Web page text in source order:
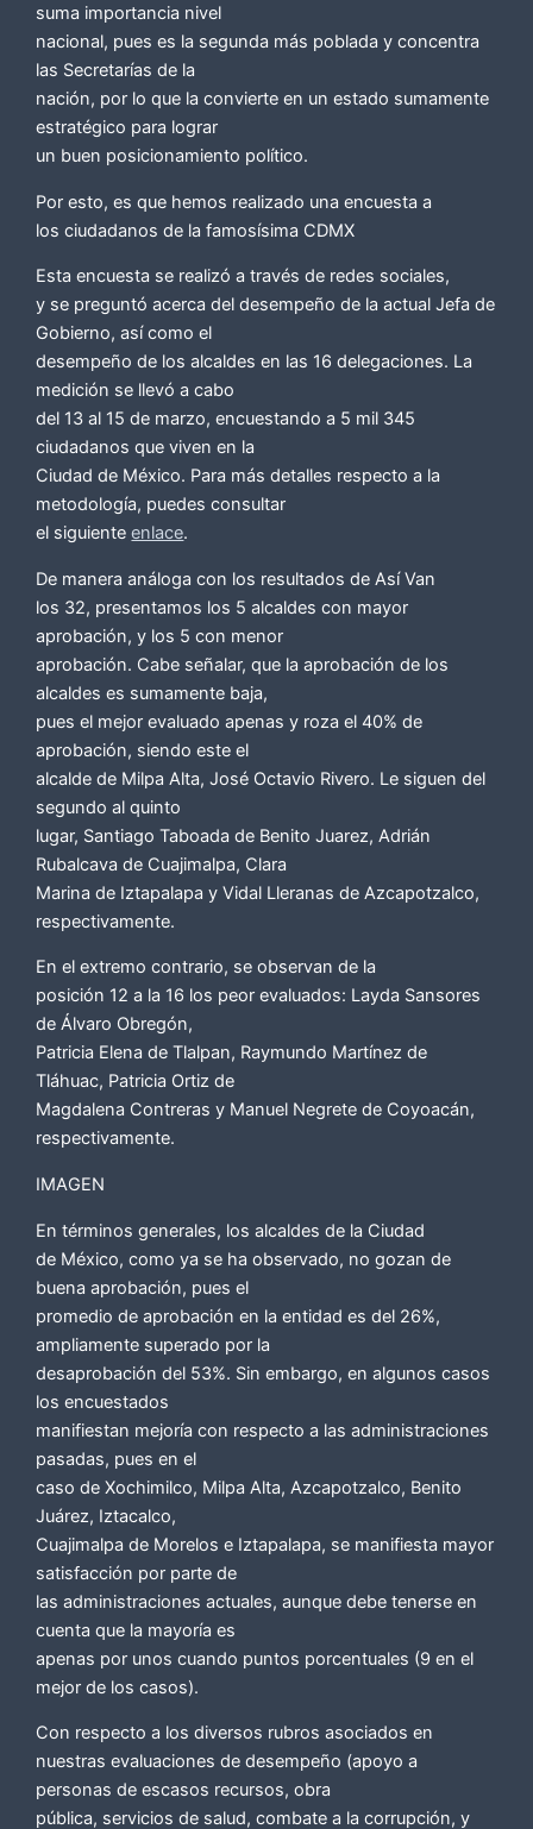
suma importancia nivel
nacional, pues es la segunda más poblada y concentra
las Secretarías de la
nación, por lo que la convierte en un estado sumamente
estratégico para lograr
un buen posicionamiento político.
Por esto, es que hemos realizado una encuesta a
los ciudadanos de la famosísima CDMX
Esta encuesta se realizó a través de redes sociales,
y se preguntó acerca del desempeño de la actual Jefa de
Gobierno, así como el
desempeño de los alcaldes en las 16 delegaciones. La
medición se llevó a cabo
del 13 al 15 de marzo, encuestando a 5 mil 345
ciudadanos que viven en la
Ciudad de México. Para más detalles respecto a la
metodología, puedes consultar
el siguienteenlace.
De manera análoga con los resultados de Así Van
los 32, presentamos los 5 alcaldes con mayor
aprobación, y los 5 con menor
aprobación. Cabe señalar, que la aprobación de los
alcaldes es sumamente baja,
pues el mejor evaluado apenas y roza el 40% de
aprobación, siendo este el
alcalde de Milpa Alta, José Octavio Rivero. Le siguen del
segundo al quinto
lugar, Santiago Taboada de Benito Juarez, Adrián
Rubalcava de Cuajimalpa, Clara
Marina de Iztapalapa y Vidal Lleranas de Azcapotzalco,
respectivamente.
En el extremo contrario, se observan de la
posición 12 a la 16 los peor evaluados: Layda Sansores
de Álvaro Obregón,
Patricia Elena de Tlalpan, Raymundo Martínez de
Tláhuac, Patricia Ortiz de
Magdalena Contreras y Manuel Negrete de Coyoacán,
respectivamente.
IMAGEN
En términos generales, los alcaldes de la Ciudad
de México, como ya se ha observado, no gozan de
buena aprobación, pues el
promedio de aprobación en la entidad es del 26%,
ampliamente superado por la
desaprobación del 53%. Sin embargo, en algunos casos
los encuestados
manifiestan mejoría con respecto a las administraciones
pasadas, pues en el
caso de Xochimilco, Milpa Alta, Azcapotzalco, Benito
Juárez, Iztacalco,
Cuajimalpa de Morelos e Iztapalapa, se manifiesta mayor
satisfacción por parte de
las administraciones actuales, aunque debe tenerse en
cuenta que la mayoría es
apenas por unos cuando puntos porcentuales (9 en el
mejor de los casos).
Con respecto a los diversos rubros asociados en
nuestras evaluaciones de desempeño (apoyo a
personas de escasos recursos, obra
pública, servicios de salud, combate a la corrupción, y